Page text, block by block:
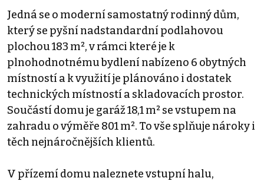
Jedná se o moderní samostatný rodinný dům,
který se pyšní nadstandardní podlahovou
plochou 183 m², v rámci které je k
plnohodnotnému bydlení nabízeno 6 obytných
místností a k využití je plánováno i dostatek
technických místností a skladovacích prostor.
Součástí domu je garáž 18,1 m² se vstupem na
zahradu o výměře 801 m². To vše splňuje nároky i
těch nejnáročnějších klientů.
V přízemí domu naleznete vstupní halu,